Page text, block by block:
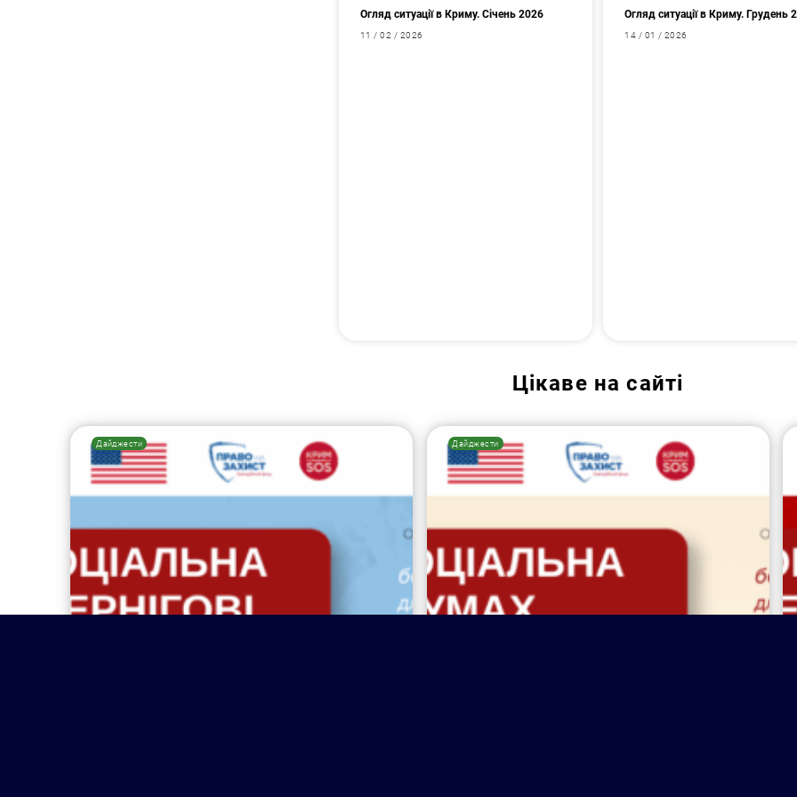
Огляд ситуації в Криму. Січень 2026
11 / 02 / 2026
Огляд ситуації в Криму. Грудень
14 / 01 / 2026
Цікаве на сайті
Дайджести Дайджести